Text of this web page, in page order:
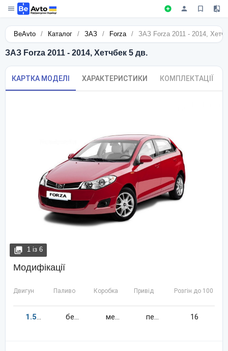
BeAvto / Каталог / ЗАЗ / Forza / ЗАЗ Forza 2011 - 2014,
ЗАЗ Forza 2011 - 2014, Хетчбек 5 дв.
КАРТКА МОДЕЛІ ХАРАКТЕРИСТИКИ КОМПЛЕКТАЦІЇ
1 із 6
Модифікації
Двигун Паливо Коробка Привід Розгін до 100 км/
1.5109 бензин механіка передній 16